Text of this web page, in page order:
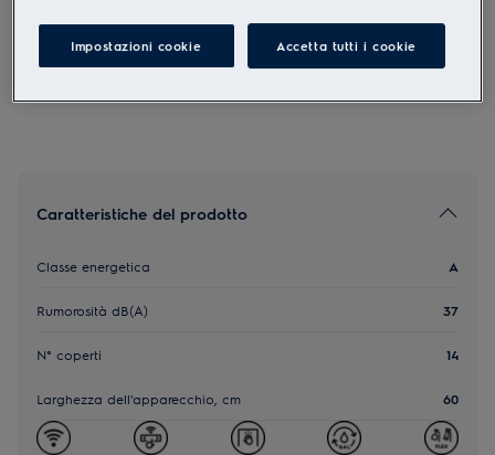
CHF 2’890.00
PVR incl. IVA in CHF (escl. CRA)
Caratteristiche del prodotto
Classe energetica A
Rumorosità dB(A) 37
N° coperti 14
Larghezza dell'apparecchio, cm 60
Impostazioni cookie Accetta tutti i cookie